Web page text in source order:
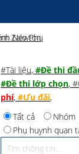
#Tài liệu, #Đề thi
#Đề thi lớp chọn,
phí, #Ưu đãi,
Tất cả
Nhóm
Phụ huynh quan